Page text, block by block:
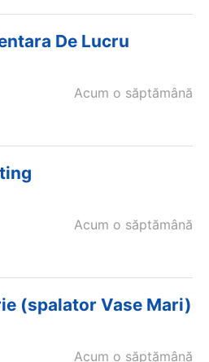
De Lucru
Acum o săptămână
Acum o săptămână
(spalator Vase Mari)
Acum o săptămână